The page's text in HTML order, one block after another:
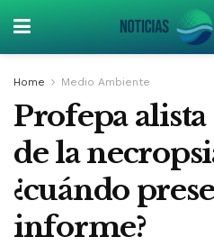
Home Medio Ambiente
Profepa
de la
¿cuándo
informe?